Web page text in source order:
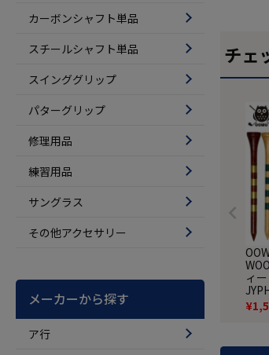
カーボンシャフト単品
スチールシャフト単品
スインググリップ
パターグリップ
修理用品
練習用品
サングラス
その他アクセサリー
メーカーから探す
ア行
チェ
ィ
¥